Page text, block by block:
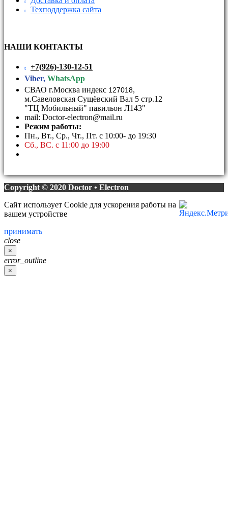
Техподдержка сайта
НАШИ КОНТАКТЫ
+7(926)-130-12-51
Viber, WhatsApp
СВАО г.Москва индекс 127018,
м.Савеловская Сущёвский Вал 5 стр.12
"ТЦ Мобильный" павильон Л143"
mail: Doctor-electron@mail.ru
Режим работы:
Пн., Вт., Ср., Чт., Пт. с 10:00- до 19:30
Сб., ВС. с 11:00 до 19:00
Copyright © 2020 Doctor • Electron
Сайт использует Cookie для ускорения работы на
вашем устройстве
принимать
close
×
error_outline
×